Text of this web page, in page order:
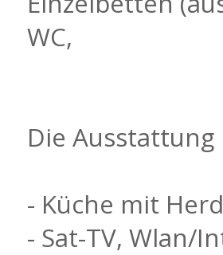
WC,
Die
- Küche mit
- Sat-TV, Wlan/